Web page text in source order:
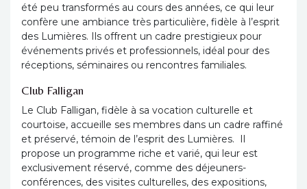
été peu transformés au cours des années, ce qui leur
confère une ambiance très particulière, fidèle à l’esprit
des Lumières. Ils offrent un cadre prestigieux pour
événements privés et professionnels, idéal pour des
réceptions, séminaires ou rencontres familiales.
Club Falligan
Le Club Falligan, fidèle à sa vocation culturelle et
courtoise, accueille ses membres dans un cadre raffiné
et préservé, témoin de l’esprit des Lumières. Il
propose un programme riche et varié, qui leur est
exclusivement réservé, comme des déjeuners-
conférences, des visites culturelles, des expositions,